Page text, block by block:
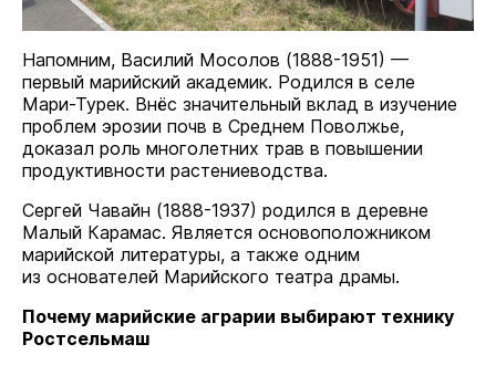
Напомним, Василий Мосолов (1888-1951) —
первый марийский академик. Родился в селе
Мари-Турек. Внёс значительный вклад в изучение
проблем эрозии почв в Среднем Поволжье,
доказал роль многолетних трав в повышении
продуктивности растениеводства.
Сергей Чавайн (1888-1937) родился в деревне
Малый Карамас. Является основоположником
марийской литературы, а также одним
из основателей Марийского театра драмы.
Почему марийские аграрии выбирают технику
Ростсельмаш